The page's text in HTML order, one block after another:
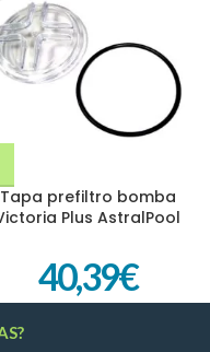
Tapa prefiltro bomba
Plus AstralPool
40,39€